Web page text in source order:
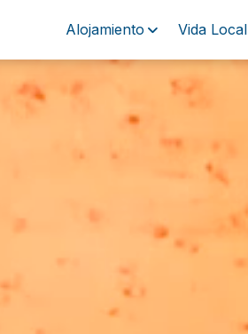
Alojamiento Vida Local